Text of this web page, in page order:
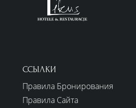
ССЫЛКИ
Правила Бронирования
Правила Сайта